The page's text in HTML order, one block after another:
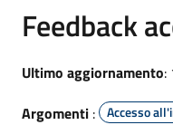
Feedback
Ultimo aggiornamento:
Argomenti : Accesso